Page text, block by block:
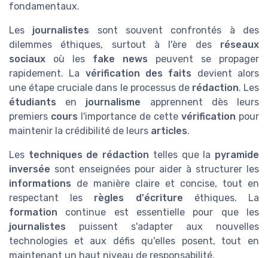
fondamentaux.
Les journalistes sont souvent confrontés à des
dilemmes éthiques, surtout à l'ère des réseaux
sociaux où les fake news peuvent se propager
rapidement. La vérification des faits devient alors
une étape cruciale dans le processus de rédaction. Les
étudiants en journalisme apprennent dès leurs
premiers cours l'importance de cette vérification pour
maintenir la crédibilité de leurs articles.
Les techniques de rédaction telles que la pyramide
inversée sont enseignées pour aider à structurer les
informations de manière claire et concise, tout en
respectant les règles d'écriture éthiques. La
formation continue est essentielle pour que les
journalistes puissent s'adapter aux nouvelles
technologies et aux défis qu'elles posent, tout en
maintenant un haut niveau de responsabilité.